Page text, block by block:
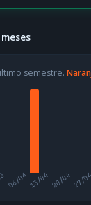
semestre.
06/0413/04 20/0427/04